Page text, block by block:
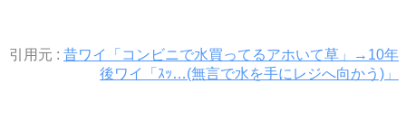
引用元 : 昔ワイ「コンビニで水買ってるアホいて草」→10年
後ワイ「ｽｯ…(無言で水を手にレジへ向かう)」